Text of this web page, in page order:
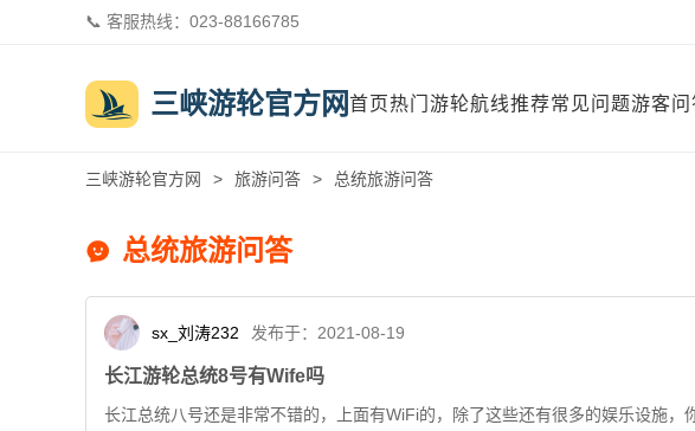
📞 客服热线：023-88166785
 三峡游轮官方网首页热门游轮航线推荐常见问题游客问
三峡游轮官方网 > 旅游问答 > 总统旅游问答
 总统旅游问答
sx_刘涛232 发布于：2021-08-19
长江游轮总统8号有Wife吗
长江总统八号还是非常不错的，上面有WiFi的，除了这些还有很多的娱乐设施，